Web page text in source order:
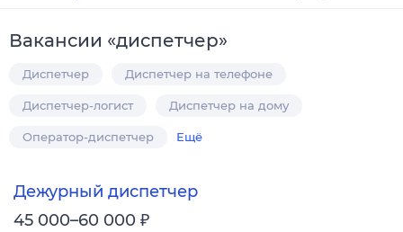
Вакансии «диспетчер»
Диспетчер Диспетчер на телефоне
Диспетчер-логист Диспетчер на дому
Оператор-диспетчер Ещё
Дежурный диспетчер
45 000–60 000 ₽